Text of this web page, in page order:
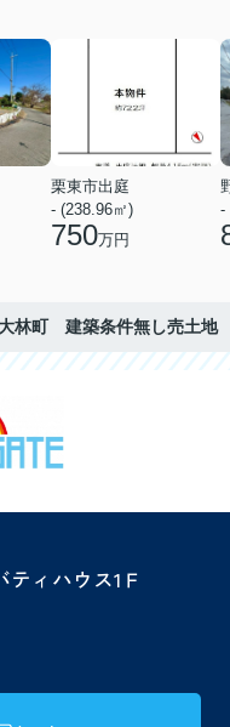
栗東市出庭
- (238.96㎡)
750万円
-
林町 建築条件無し売土地
ィハウス1Ｆ